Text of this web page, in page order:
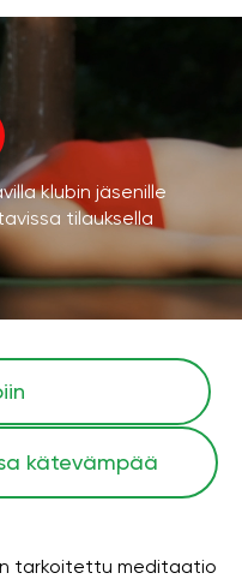
klubin jäsenille
tilauksella
kätevämpää
tarkoitettu meditaatio